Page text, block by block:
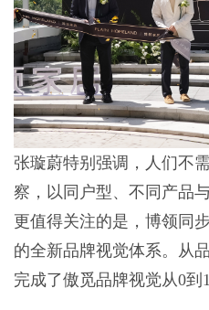
张璇蔚特别强调，人们不
察，以同户型、不同产品
更值得关注的是，博领同
的全新品牌视觉体系。从
完成了傲觅品牌视觉从0